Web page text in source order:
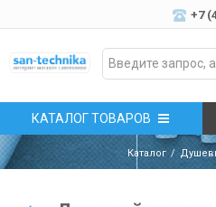
+7
КАТАЛОГ ТОВАРОВ
Каталог